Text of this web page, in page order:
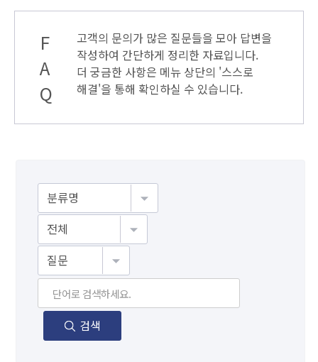
F
A
Q
고객의 문의가 많은 질문들을 모아 답변을
작성하여 간단하게 정리한 자료입니다.
더 궁금한 사항은 메뉴 상단의 '스스로
해결'을 통해 확인하실 수 있습니다.
검색